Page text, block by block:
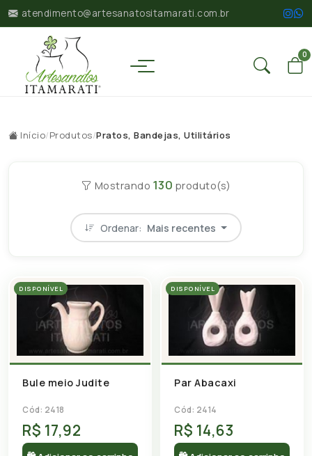
atendimento@artesanatositamarati.com.br
0
Início/Produtos/Pratos, Bandejas, Utilitários
Mostrando 130 produto(s)
Ordenar: Mais recentes
DISPONÍVEL
Bule meio Judite
Cód: 2418
R$ 17,92
DISPONÍVEL
Par Abacaxi
Cód: 2414
R$ 14,63